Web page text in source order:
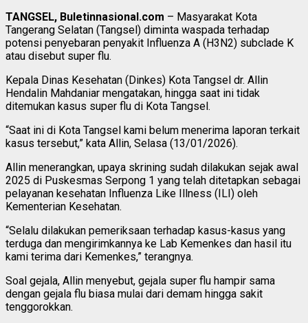
TANGSEL, Buletinnasional.com – Masyarakat Kota
Tangerang Selatan (Tangsel) diminta waspada terhadap
potensi penyebaran penyakit Influenza A (H3N2) subclade K
atau disebut super flu.
Kepala Dinas Kesehatan (Dinkes) Kota Tangsel dr. Allin
Hendalin Mahdaniar mengatakan, hingga saat ini tidak
ditemukan kasus super flu di Kota Tangsel.
“Saat ini di Kota Tangsel kami belum menerima laporan terkait
kasus tersebut,” kata Allin, Selasa (13/01/2026).
Allin menerangkan, upaya skrining sudah dilakukan sejak awal
2025 di Puskesmas Serpong 1 yang telah ditetapkan sebagai
pelayanan kesehatan Influenza Like Illness (ILI) oleh
Kementerian Kesehatan.
“Selalu dilakukan pemeriksaan terhadap kasus-kasus yang
terduga dan mengirimkannya ke Lab Kemenkes dan hasil itu
kami terima dari Kemenkes,” terangnya.
Soal gejala, Allin menyebut, gejala super flu hampir sama
dengan gejala flu biasa mulai dari demam hingga sakit
tenggorokkan.